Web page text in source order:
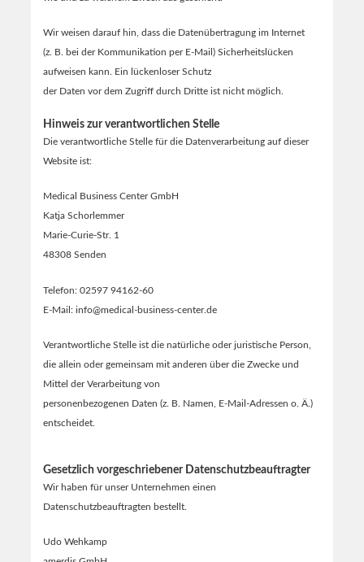
Wir weisen darauf hin, dass die Datenübertragung im Internet
(z. B. bei der Kommunikation per E-Mail) Sicherheitslücken
aufweisen kann. Ein lückenloser Schutz
der Daten vor dem Zugriff durch Dritte ist nicht möglich.
Hinweis zur verantwortlichen Stelle
Die verantwortliche Stelle für die Datenverarbeitung auf dieser
Website ist:
Medical Business Center GmbH
Katja Schorlemmer
Marie-Curie-Str. 1
48308 Senden
Telefon: 02597 94162-60
E-Mail: info@medical-business-center.de
Verantwortliche Stelle ist die natürliche oder juristische Person,
die allein oder gemeinsam mit anderen über die Zwecke und
Mittel der Verarbeitung von
personenbezogenen Daten (z. B. Namen, E-Mail-Adressen o. Ä.)
entscheidet.
Gesetzlich vorgeschriebener Datenschutzbeauftragter
Wir haben für unser Unternehmen einen
Datenschutzbeauftragten bestellt.
Udo Wehkamp